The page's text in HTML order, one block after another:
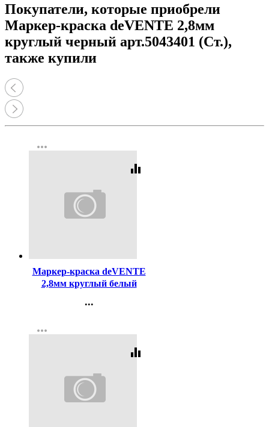
Покупатели, которые приобрели
Маркер-краска deVENTE 2,8мм
круглый черный арт.5043401 (Ст.),
также купили
more_horiz
equalizer
Маркер-краска deVENTE
2,8мм круглый белый
...
Регистрация
more_horiz
equalizer